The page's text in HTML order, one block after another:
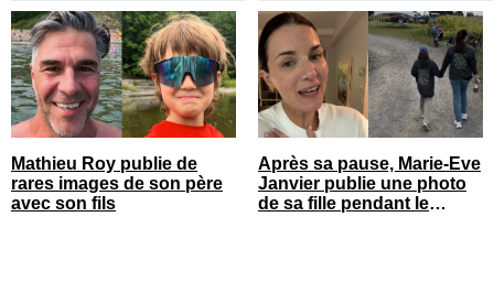
Mathieu Roy publie de
rares images de son père
avec son fils
Après sa pause, Marie-Eve
Janvier publie une photo
de sa fille pendant le